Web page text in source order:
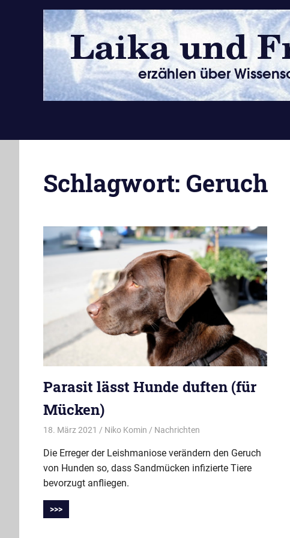
Schlagwort: Geruch
Parasit lässt Hunde duften (für
Mücken)
18. März 2021 Niko Komin Nachrichten
Die Erreger der Leishmaniose verändern den Geruch
von Hunden so, dass Sandmücken infizierte Tiere
bevorzugt anfliegen.
>>>